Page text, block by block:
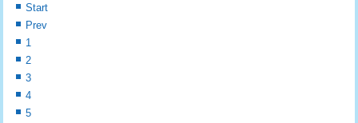
Start
Prev
1
2
3
4
5